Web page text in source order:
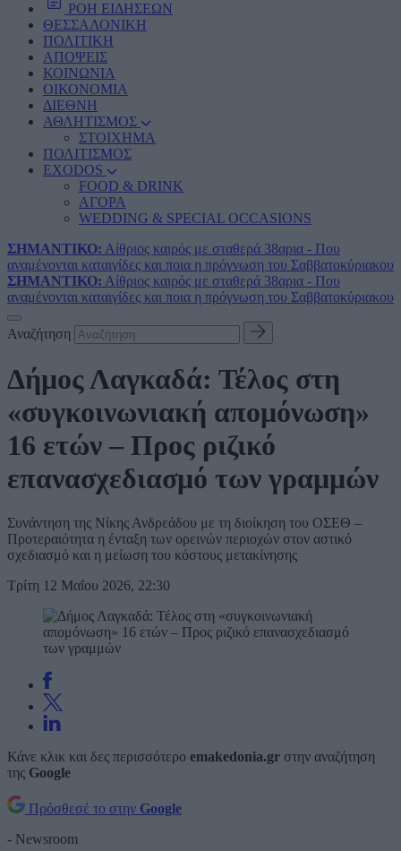
ΡΟΗ ΕΙΔΗΣΕΩΝ
ΘΕΣΣΑΛΟΝΙΚΗ
ΠΟΛΙΤΙΚΗ
ΑΠΟΨΕΙΣ
ΚΟΙΝΩΝΙΑ
ΟΙΚΟΝΟΜΙΑ
ΔΙΕΘΝΗ
ΑΘΛΗΤΙΣΜΟΣ
ΣΤΟΙΧΗΜΑ
ΠΟΛΙΤΙΣΜΟΣ
EXODOS
FOOD & DRINK
ΑΓΟΡΑ
WEDDING & SPECIAL OCCASIONS
ΣΗΜΑΝΤΙΚΟ: Αίθριος καιρός με σταθερά 38αρια - Που
αναμένονται καταιγίδες και ποια η πρόγνωση του Σαββατοκύριακου
ΣΗΜΑΝΤΙΚΟ: Αίθριος καιρός με σταθερά 38αρια - Που
αναμένονται καταιγίδες και ποια η πρόγνωση του Σαββατοκύριακου
Αναζήτηση
Δήμος Λαγκαδά: Τέλος στη
«συγκοινωνιακή απομόνωση»
16 ετών – Προς ριζικό
επανασχεδιασμό των γραμμών
Συνάντηση της Νίκης Ανδρεάδου με τη διοίκηση του ΟΣΕΘ –
Προτεραιότητα η ένταξη των ορεινών περιοχών στον αστικό
σχεδιασμό και η μείωση του κόστους μετακίνησης
Τρίτη 12 Μαΐου 2026, 22:30
Κάνε κλικ και δες περισσότερο emakedonia.gr στην αναζήτηση
της Google
Πρόσθεσέ το στην Google
- Newsroom